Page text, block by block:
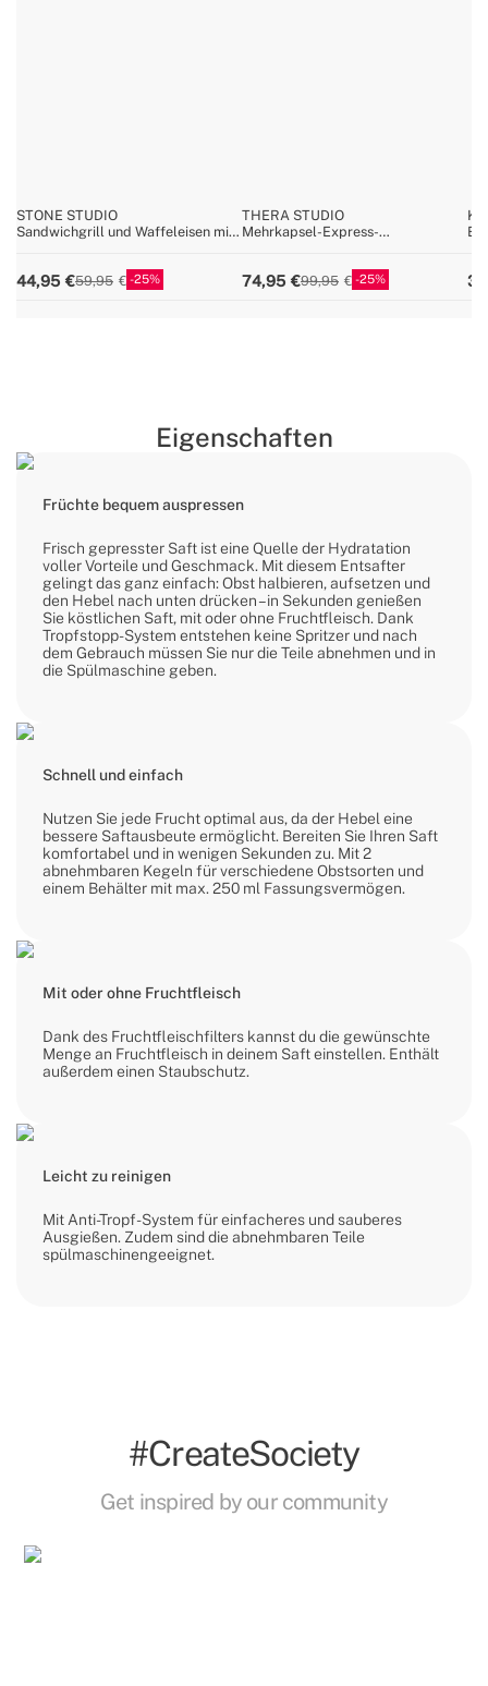
STONE STUDIO
Sandwichgrill und Waffeleisen mit
44,95 59,95 25
THERA STUDIO
Mehrkapsel-Express-
74,95 99,95 25
Eigenschaften
Früchte bequem auspressen
Frisch gepresster Saft ist eine Quelle der Hydratation
voller Vorteile und Geschmack. Mit diesem Entsafter
gelingt das ganz einfach: Obst halbieren, aufsetzen und
den Hebel nach unten drücken – in Sekunden genießen
Sie köstlichen Saft, mit oder ohne Fruchtfleisch. Dank
Tropfstopp-System entstehen keine Spritzer und nach
dem Gebrauch müssen Sie nur die Teile abnehmen und in
die Spülmaschine geben.
Schnell und einfach
Nutzen Sie jede Frucht optimal aus, da der Hebel eine
bessere Saftausbeute ermöglicht. Bereiten Sie Ihren Saft
komfortabel und in wenigen Sekunden zu. Mit 2
abnehmbaren Kegeln für verschiedene Obstsorten und
einem Behälter mit max. 250 ml Fassungsvermögen.
Mit oder ohne Fruchtfleisch
Dank des Fruchtfleischfilters kannst du die gewünschte
Menge an Fruchtfleisch in deinem Saft einstellen. Enthält
außerdem einen Staubschutz.
Leicht zu reinigen
Mit Anti-Tropf-System für einfacheres und sauberes
Ausgießen. Zudem sind die abnehmbaren Teile
spülmaschinengeeignet.
#CreateSociety
Get inspired by our community